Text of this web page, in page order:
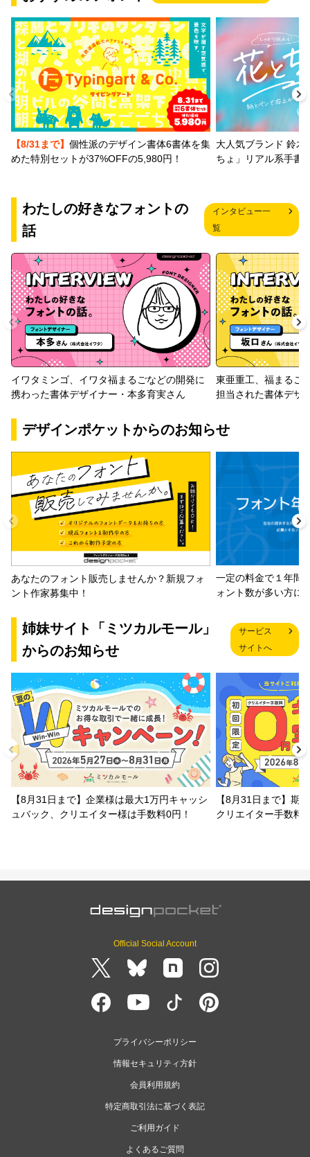
【8/31まで】 個性派のデザイン書体6書体を集
めた特別セットが37%OFFの5,980円！
大人気ブランド 鈴木
ちょ」リアル系手書
わたしの好きなフォントの
話
インタビュー一
覧
イワタミンゴ、イワタ福まるごなどの開発に
携わった書体デザイナー・本多育実さん
東亜重工、福まるご
担当された書体デザ
デザインポケットからのお知らせ
あなたのフォント販売しませんか？新規フォ
ント作家募集中！
一定の料金で１年間
ォント数が多い方に
姉妹サイト「ミツカルモール」
からのお知らせ
サービス
サイトへ
【8月31日まで】企業様は最大1万円キャッシ
ュバック、クリエイター様は手数料0円！
【8月31日まで】期
クリエイター手数料
Official Social Account
プライバシーポリシー
情報セキュリティ方針
会員利用規約
特定商取引法に基づく表記
ご利用ガイド
よくあるご質問